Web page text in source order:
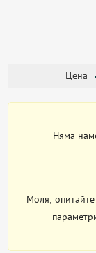
Цена
Няма
Моля,